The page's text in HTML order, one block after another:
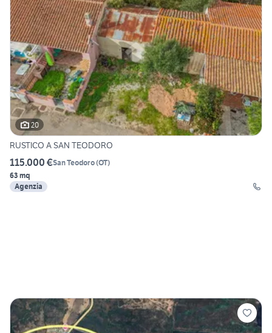
20
RUSTICO A SAN TEODORO
115.000 €San Teodoro(OT)
63 mq
Agenzia